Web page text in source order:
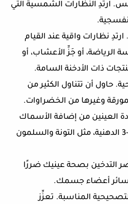
ارتدِ النظارات الشمسية التي
نظارات واقية عند القيام
الرياضة، أو جَزِّ الأعشاب، أو
ذات الأدخنة السامة.
حاول أن تتناول الكثير من
وغيرها من الخضراوات.
العينين من إضافة الأسماك
الغنية بأحماض أوميجا-3 الدهنية، مثل التونة والسلمون
التدخين بصحة عينيك ضررًا
بسائر أعضاء جسمك.
المناسبة. تعزِّز